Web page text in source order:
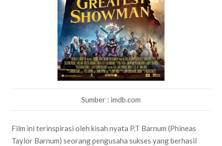
Sumber : imdb.com
Film ini terinspirasi oleh kisah nyata P.T Barnum (Phineas
Taylor Barnum) seorang pengusaha sukses yang berhasil